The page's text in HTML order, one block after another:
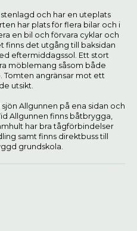
och har en uteplats
har plats för flera bilar och i
en bil och förvara cyklar och
finns det utgång till baksidan
eftermiddagssol. Ett stort
möblemang såsom både
Tomten angränsar mot ett
utsikt.
Allgunnen på ena sidan och
Allgunnen finns båtbrygga,
har bra tågförbindelser
samt finns direktbuss till
grundskola.